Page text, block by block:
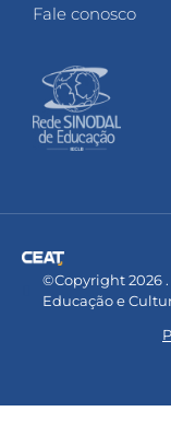
Fale conosco
©Copyright 2026
Educação e